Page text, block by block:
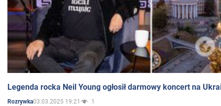
Legenda rocka Neil Young ogłosił darmowy koncert na
Rozrywka03.03.2025 19:21 1